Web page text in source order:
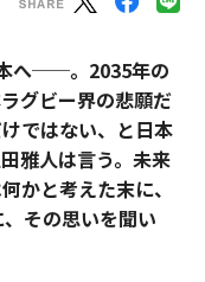
へ──。2035年の
グビー界の悲願だ
ではない、と日本
雅人は言う。 未来
かと考えた末に、
その思いを聞い